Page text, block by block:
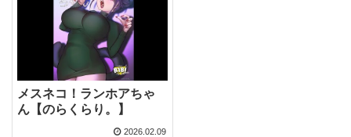
メスネコ！ランホアちゃ
ん【のらくらり。】
2026.02.09